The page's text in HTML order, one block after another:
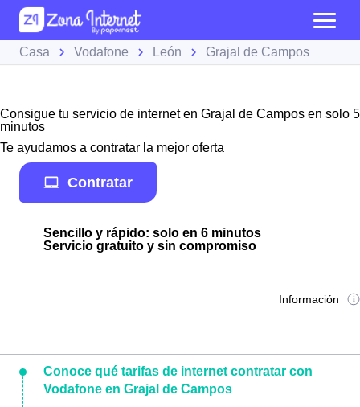
Casa Vodafone León Grajal de Campos
Consigue tu servicio de internet en Grajal de Campos en solo 5
minutos
Te ayudamos a contratar la mejor oferta
Contratar
Sencillo y rápido: solo en 6 minutos
Servicio gratuito y sin compromiso
Información
Conoce qué tarifas de internet contratar con
Vodafone en Grajal de Campos